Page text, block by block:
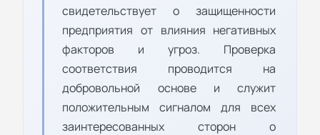
свидетельствует о защищенности
предприятия от влияния негативных
факторов и угроз. Проверка
соответствия проводится на
добровольной основе и служит
положительным сигналом для всех
заинтересованных сторон о